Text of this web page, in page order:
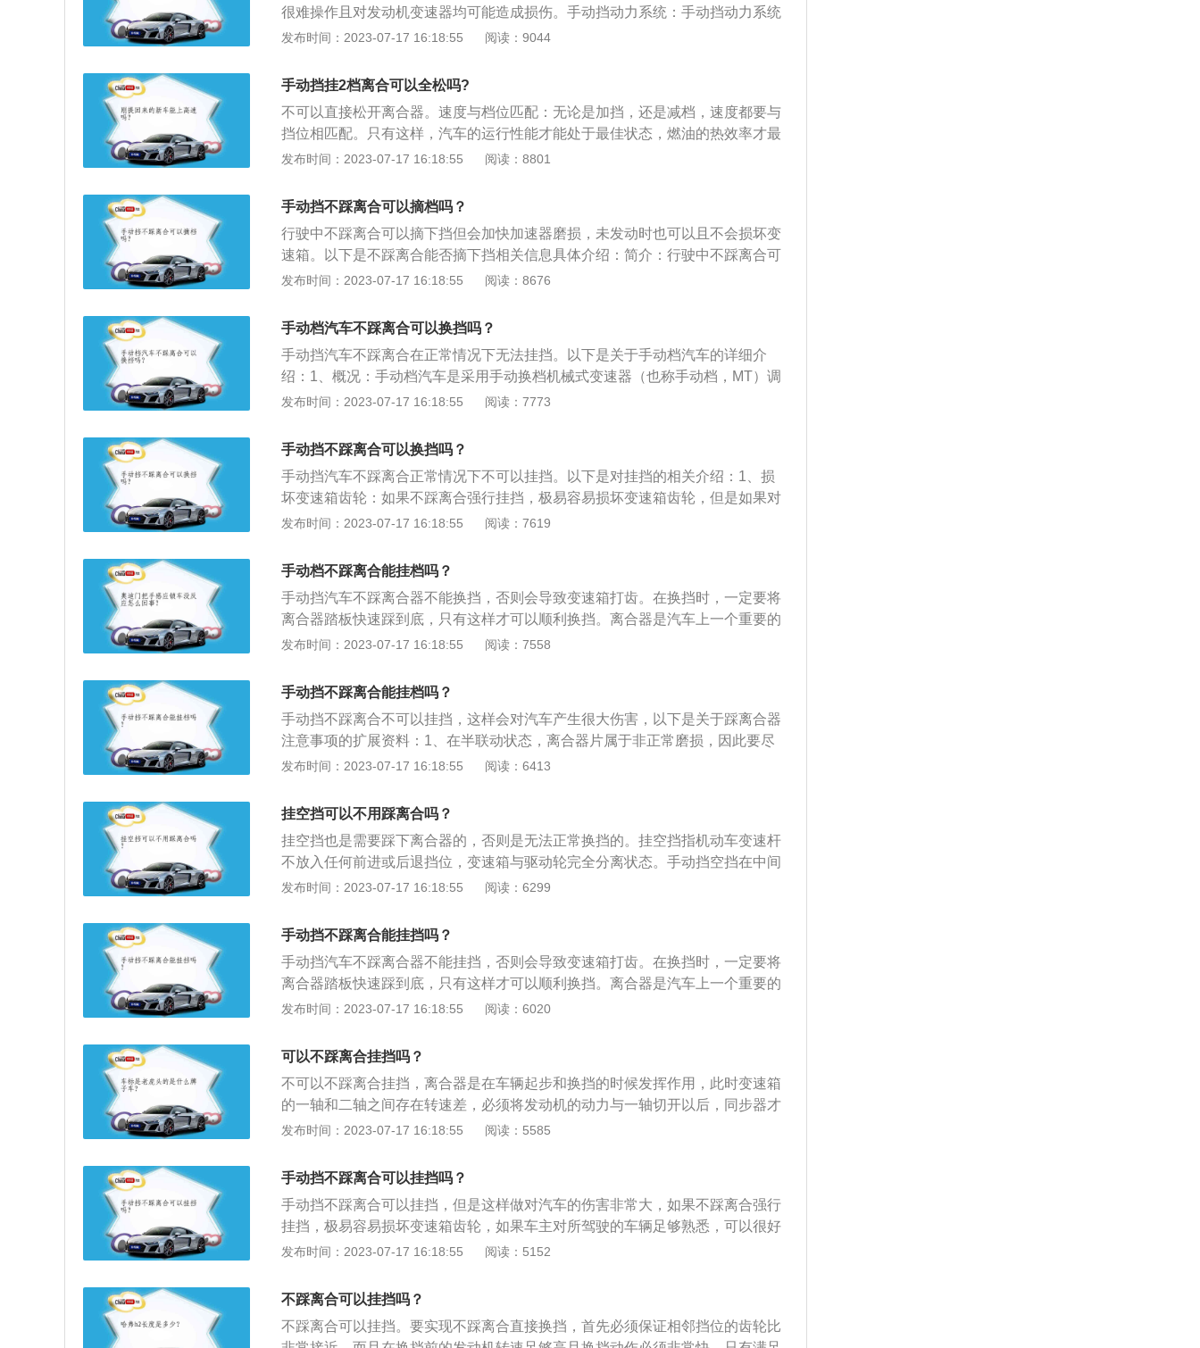
很难操作且对发动机变速器均可能造成损伤。手动挡动力系统：手动挡动力系统
可分为三个独立的自由度，发动机+离合器输入端，离合器输出端+变速箱输入轴
速箱输入、变速箱输出。斜齿齿轮的优点：闭合平稳、冲击小、噪音小、承载能
力大、寿命长，不易跟切，体积小。
发布时间：2023-07-17 16:18:55 阅读：9044
手动挡挂2档离合可以全松吗?
不可以直接松开离合器。速度与档位匹配：无论是加挡，还是减档，速度都要与
挡位相匹配。只有这样，汽车的运行性能才能处于最佳状态，燃油的热效率才最
高。换挡正确操作：在二档换一挡操作的时候，首先要踩刹车减速，让车辆的速
着把离合器踏板迅速抬至半联动状态，并在半联动状态稍作停留。待离合器吻合
后，再慢慢放开离合器踏板。注意配合：换挡一定要注意离合器踏板、油门踏
板、变速杆这三者配合。
发布时间：2023-07-17 16:18:55 阅读：8801
手动挡不踩离合可以摘档吗？
行驶中不踩离合可以摘下挡但会加快加速器磨损，未发动时也可以且不会损坏变
速箱。以下是不踩离合能否摘下挡相关信息具体介绍：简介：行驶中不踩离合可
以摘下挡，不过阻力要大一些，不建议长期这样操作，有可能加快变速器磨损，
注意事项：行驶中且速度较快可以不踩离合硬挂挡，不过挂挡速度要快，这样对
齿机会比较大，一般情况下车没有发动是挂不上挡，除非刚好对上齿，但机会很
少。
发布时间：2023-07-17 16:18:55 阅读：8676
手动档汽车不踩离合可以换挡吗？
手动挡汽车不踩离合在正常情况下无法挂挡。以下是关于手动档汽车的详细介
绍：1、概况：手动档汽车是采用手动换档机械式变速器（也称手动档，MT）调
节车速的汽车。即用手拨动变速杆才能改变变速器内的齿轮啮合位置，改变传动
来的动力直接通过输入轴传递给齿轮组。齿轮组由直径不同的齿轮组成，不同的
齿轮比例所达到的动力传输效果完全不同，平常驾驶中的换挡是指换齿轮比。
发布时间：2023-07-17 16:18:55 阅读：7773
手动挡不踩离合可以换挡吗？
手动挡汽车不踩离合正常情况下不可以挂挡。以下是对挂挡的相关介绍：1、损
坏变速箱齿轮：如果不踩离合强行挂挡，极易容易损坏变速箱齿轮，但是如果对
所驾驶的车辆足够熟悉，可以很好地掌握换挡转数的话是可以，不建议冒险，稳
档加油门提转速，或空档松油门降转速进行人为调整。如果离合器坏，咬死无法
松开，可以使用此技术，其实也不难，只要升档比平时早些（发动机转速偏低，
减小与上一档的齿速差），降档比平常晚些（也同理），换档动作稍缓慢轻柔
些，换档时小油门保持发动机转速稳定不波动（松或加大点油门都会形成动力，
转速波动）。高车速高档无离合强制降档，得先空档停留，适当多踩点油门提高
动机对齿轮的驱动力微弱时（车辆被发动机驱动或被制动司机能感受到）才可拔
出，再空档停留，等转速较低才可升挡。
发布时间：2023-07-17 16:18:55 阅读：7619
手动档不踩离合能挂档吗？
手动挡汽车不踩离合器不能换挡，否则会导致变速箱打齿。在换挡时，一定要将
离合器踏板快速踩到底，只有这样才可以顺利换挡。离合器是汽车上一个重要的
部件，这个部件属于汽车的传动系统。离合器安装在发动机与变速箱之间，离合
键，这个花键可以固定一个传动轴，这个传动轴是变速箱的动力输入轴。以下是
关于踩离合的介绍：1、汽车起步之前：汽车起步之前，先踩下离合器踏板，将
离合器分离，使发动机和传动系脱开，再挂上一档，然后逐渐松开离合器踏板，
使离合器逐渐接合。2、加减档位时：加减档位时应踩离合，在汽车行驶过程，
为适应不断变化的行驶条件，传动系经常要更换不同挡位工作。在换档前必须踩
顺的换档。3、制动时应踩离合：当汽车进行紧急制动时，若没有离合器，对传
动系造成超过其承载能力的载荷，而使机件损坏。有离合器，可以依靠离合器主
动部分和从动部分之间可能产生的相对运动以消除危险。4、半联动时要踩离合
制。但是在紧急减速前必须先踩刹车再踩离合。
发布时间：2023-07-17 16:18:55 阅读：7558
手动挡不踩离合能挂档吗？
手动挡不踩离合不可以挂挡，这样会对汽车产生很大伤害，以下是关于踩离合器
注意事项的扩展资料：1、在半联动状态，离合器片属于非正常磨损，因此要尽
量缩短半联动状态时间。2、需要频繁使用半联动时，要以“半联动——分离——
惯，左脚不使用离合时要离开踏板，脚不离踏板会无意中导致离合器处于半联状
态，加剧离合器片的磨损。4、平时要注意离合器片的保养，发现踏板或挂挡有
较大变化时，应及时请修理人员诊断。
发布时间：2023-07-17 16:18:55 阅读：6413
挂空挡可以不用踩离合吗？
挂空挡也是需要踩下离合器的，否则是无法正常换挡的。挂空挡指机动车变速杆
不放入任何前进或后退挡位，变速箱与驱动轮完全分离状态。手动挡空挡在中间
位置，自动挡空挡为"N"标识处。手动变速箱的所有前进挡都是带有同步器的，在
的从动轮来达到一样转数下的加速和减速效果。不踩离合造成的影响是：挂挡比
较费力；造成离合器内的同步器过度磨损，因换挡冲击导致损坏。挂空挡的方法
是：松油门，踩离合轻轻拨入空挡即可。空挡是指机动车变速杆不放入任何前进
或后退挡位，变速箱与发动机完全分离的状态，手动挡的空挡在中间的位置，自
动挡的空挡为n标识处。离合安装在发动机与变速器之间，是汽车传动系中直接
发布时间：2023-07-17 16:18:55 阅读：6299
手动挡不踩离合能挂挡吗？
手动挡汽车不踩离合器不能挂挡，否则会导致变速箱打齿。在换挡时，一定要将
离合器踏板快速踩到底，只有这样才可以顺利换挡。离合器是汽车上一个重要的
部件，这个部件属于汽车的传动系统。有关离合器的资料如下：1、离合器安装
片。2、离合器片中间有一个花键，这个花键可以固定一个传动轴，这个传动轴
是变速箱的动力输入轴。3、离合器片是一个需要定期更换的易损件，随着汽车
行驶里程的增加，离合器片也会不断磨损。
发布时间：2023-07-17 16:18:55 阅读：6020
可以不踩离合挂挡吗？
不可以不踩离合挂挡，离合器是在车辆起步和换挡的时候发挥作用，此时变速箱
的一轴和二轴之间存在转速差，必须将发动机的动力与一轴切开以后，同步器才
能很好的将一轴的转速保持与二轴同步，挡位挂进以后再通过离合器将一轴与发
动机输出轴要和变速器下一个挡位的齿轮进行咬合，如果换挡时发动机输出轴没
有和变速器输入轴断开，两组齿轮之间的变换就无法完成，挡杆自然也就无法拨
入下一个挡位，强行换挡可能会将换挡杆扯断，变速器中的齿轮也会受损。
发布时间：2023-07-17 16:18:55 阅读：5585
手动挡不踩离合可以挂挡吗？
手动挡不踩离合可以挂挡，但是这样做对汽车的伤害非常大，如果不踩离合强行
挂挡，极易容易损坏变速箱齿轮，如果车主对所驾驶的车辆足够熟悉，可以很好
的掌握换挡转数是可以的。如果汽车的是在熄火的状态下，手动挡汽车不踩离合
离合器被踩下去之后主动轴上开始空转，不再带动输出轴，相当于是空挡状态，
才能改变汽车的挡位。
发布时间：2023-07-17 16:18:55 阅读：5152
不踩离合可以挂挡吗？
不踩离合可以挂挡。要实现不踩离合直接换挡，首先必须保证相邻挡位的齿轮比